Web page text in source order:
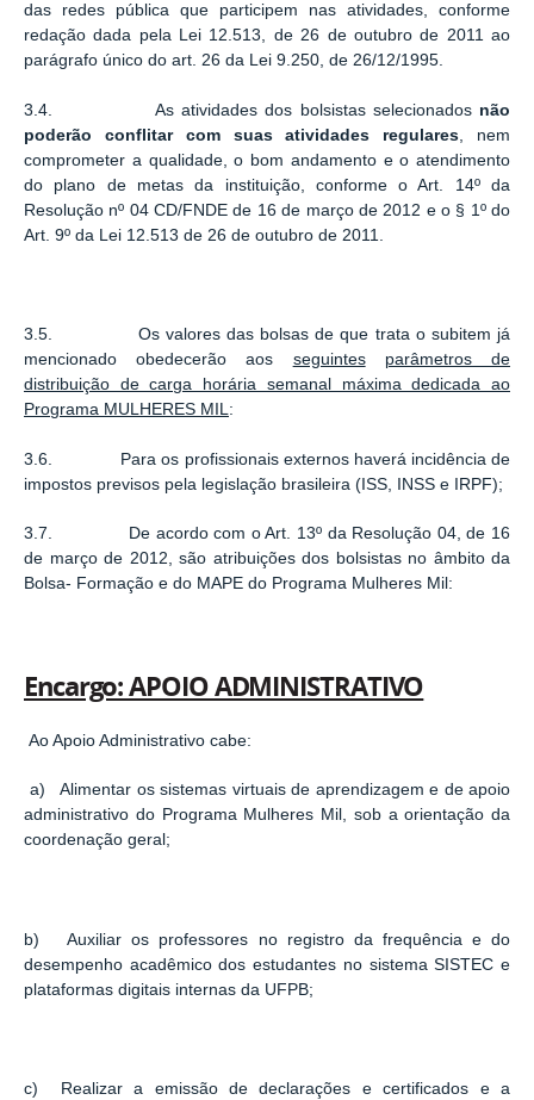
das redes pública que participem nas atividades, conforme
redação dada pela Lei 12.513, de 26 de outubro de 2011 ao
parágrafo único do art. 26 da Lei 9.250, de 26/12/1995.
3.4. As atividades dos bolsistas selecionados não
poderão conflitar com suas atividades regulares , nem
comprometer a qualidade, o bom andamento e o atendimento
do plano de metas da instituição, conforme o Art. 14º da
Resolução nº 04 CD/FNDE de 16 de março de 2012 e o § 1º do
Art. 9º da Lei 12.513 de 26 de outubro de 2011.
3.5. Os valores das bolsas de que trata o subitem já
mencionado obedecerão aos seguintes
parâmetros de
distribuição de carga horária semanal máxima dedicada ao
Programa MULHERES MIL:
3.6. Para os profissionais externos haverá incidência de
impostos previsos pela legislação brasileira (ISS, INSS e IRPF);
3.7. De acordo com o Art. 13º da Resolução 04, de 16
de março de 2012, são atribuições dos bolsistas no âmbito da
Bolsa- Formação e do MAPE do Programa Mulheres Mil:
Encargo: APOIO ADMINISTRATIVO
Ao Apoio Administrativo cabe:
a) Alimentar os sistemas virtuais de aprendizagem e de apoio
administrativo do Programa Mulheres Mil, sob a orientação da
coordenação geral;
b) Auxiliar os professores no registro da frequência e do
desempenho acadêmico dos estudantes no sistema SISTEC e
plataformas digitais internas da UFPB;
c) Realizar a emissão de declarações e certificados e a